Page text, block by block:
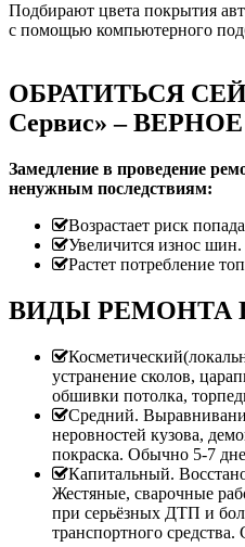
Подбирают цвета покрытия
с помощью компьютерного
ОБРАТИТЬСЯ
Сервис» –
Замедление в проведение
ненужным последствиям:
Возрастает риск
Увеличится износ шин.
Растет потребление
ВИДЫ РЕМОНТА
устранение сколов,
обшивки потолка,
Средний.
неровностей кузова,
покраска. Обычно 5-7
Капитальный.
Жестяные, сварочные
при серьёзных ДТП и
транспортного